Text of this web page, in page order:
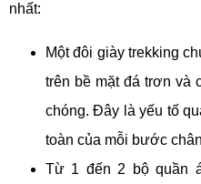
nhất:
Một đôi giày trekking
trên bề mặt đá trơn và
chóng. Đây là yếu tố
toàn của mỗi bước
Từ 1 đến 2 bộ quần